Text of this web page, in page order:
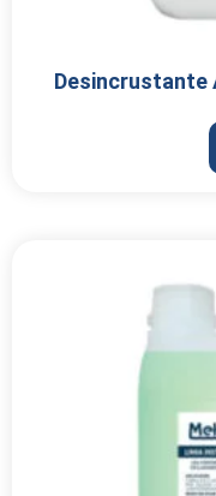
Desincrustante